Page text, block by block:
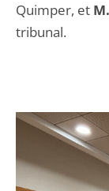
Quimper, et
tribunal.